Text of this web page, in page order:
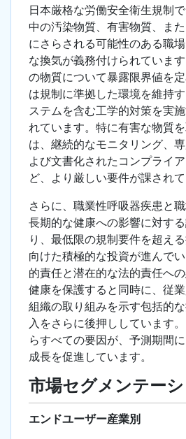
日本厳格な労働安全衛生規制
中の汚染物質、有害物質、ま
にさらされる可能性のある職
な換気が義務付けられていま
の物質について暴露限界値を
は規制に準拠した環境を維持
ステムを含む工学的対策を実
れています。特に有害な物質
は、継続的なモニタリング、
よび文書化されたコンプライ
ど、より厳しい要件が課されて
さらに、職業性呼吸器疾患と
長期的な健康への影響に対す
り、最低限の規制要件を超え
向けた積極的な投資が進んで
的責任と潜在的な法的責任へ
健康を保護すると同時に、従
組織の取り組みを示す包括的
入をさらに後押ししています
らすべての要因が、予測期間
成長を促進しています。
市場セグメンテー
エンドユーザー産業別